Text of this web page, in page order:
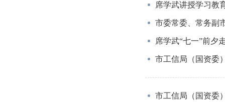
席学武讲授学习教
市委常委、常务副
席学武“七一”前夕
市工信局（国资委
市工信局（国资委